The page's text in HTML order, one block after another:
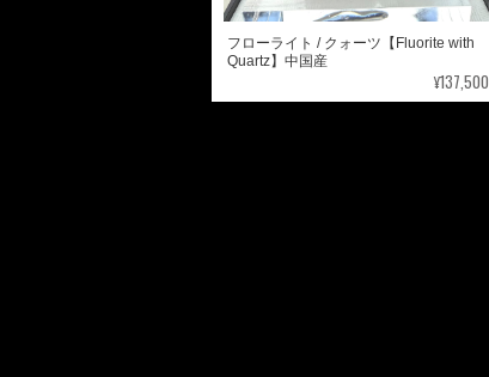
フローライト / クォーツ【Fluorite with
Quartz】中国産
¥137,500